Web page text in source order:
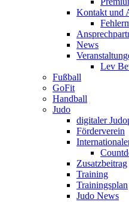
Kontakt und
News
Lev
Fußball
GoFit
Handball
Judo
digitaler
Förderverein
Zusatzbeitrag
Training
Trainingsplan
Judo News